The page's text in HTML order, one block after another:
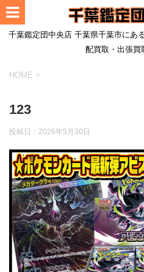
千葉鑑定団中央店 千葉県千葉市に
配買取・出張買
HOME >
123
投稿日： 2026年5月30日